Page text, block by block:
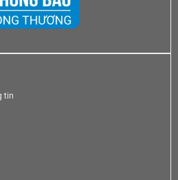
tin